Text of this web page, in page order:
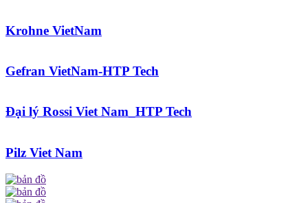
Krohne VietNam
Gefran VietNam-HTP Tech
Đại lý Rossi Viet Nam_HTP Tech
Pilz Viet Nam